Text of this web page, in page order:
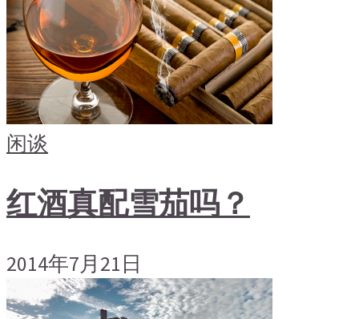
闲谈
红酒真配雪茄吗？
2014年7月21日